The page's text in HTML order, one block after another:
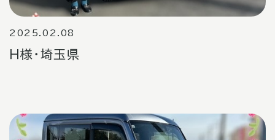
Ｈ様・埼玉県
2025.02.08